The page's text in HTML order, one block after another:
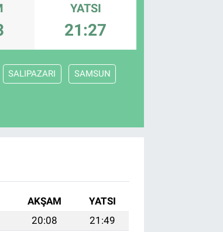
YATSI
21:27
SALIPAZARI SAMSUN
AKŞAM
YATSI
20:08
21:49